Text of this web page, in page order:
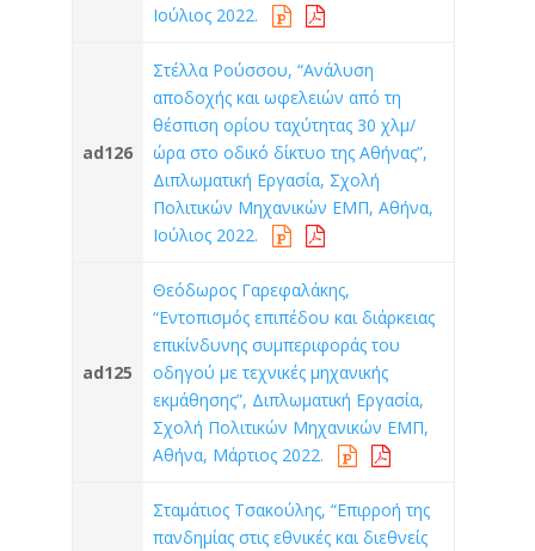
Ιούλιος 2022.
ad126
Στέλλα Ρούσσου, “Ανάλυση
αποδοχής και ωφελειών από τη
θέσπιση ορίου ταχύτητας 30 χλμ/
ώρα στο οδικό δίκτυο της Αθήνας”,
Διπλωματική Εργασία, Σχολή
Πολιτικών Μηχανικών ΕΜΠ, Αθήνα,
Ιούλιος 2022.
ad125
Θεόδωρος Γαρεφαλάκης,
“Εντοπισμός επιπέδου και διάρκειας
επικίνδυνης συμπεριφοράς του
οδηγού με τεχνικές μηχανικής
εκμάθησης”, Διπλωματική Εργασία,
Σχολή Πολιτικών Μηχανικών ΕΜΠ,
Αθήνα, Μάρτιος 2022.
Σταμάτιος Τσακούλης, “Επιρροή της
πανδημίας στις εθνικές και διεθνείς